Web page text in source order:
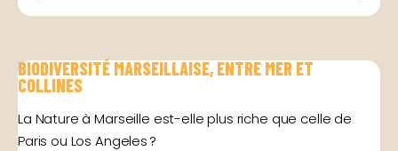
BIODIVERSITÉ MARSEILLAISE, ENTRE MER ET
COLLINES
La Nature à Marseille est-elle plus riche que celle de
Paris ou Los Angeles ?